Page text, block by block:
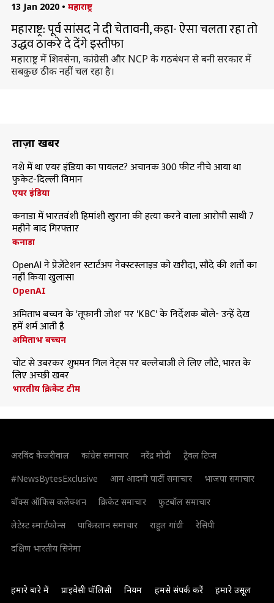
13 Jan 2020 • महाराष्ट्र
महाराष्ट्र: पूर्व सांसद ने दी चेतावनी, कहा- ऐसा चलता रहा तो
उद्धव ठाकरे दे देंगे इस्तीफा
महाराष्ट्र में शिवसेना, कांग्रेसी और NCP के गठबंधन से बनी सरकार में
सबकुछ ठीक नहीं चल रहा है।
ताज़ा खबरें
नशे में था एयर इंडिया का पायलट? अचानक 300 फीट नीचे आया था
फुकेट-दिल्ली विमान
एयर इंडिया
कनाडा में भारतवंशी हिमांशी खुराना की हत्या करने वाला आरोपी साथी 7
महीने बाद गिरफ्तार
कनाडा
OpenAI ने प्रेजेंटेशन स्टार्टअप नेक्स्टस्लाइड को खरीदा, सौदे की शर्तों का
नहीं किया खुलासा
OpenAI
अमिताभ बच्चन के 'तूफानी जोश' पर 'KBC' के निर्देशक बोले- उन्हें देख
हमें शर्म आती है
अमिताभ बच्चन
चोट से उबरकर शुभमन गिल नेट्स पर बल्लेबाजी ले लिए लौटे, भारत के
लिए अच्छी खबर
भारतीय क्रिकेट टीम
अरविंद केजरीवाल कांग्रेस समाचार नरेंद्र मोदी
ट्रैवल टिप्स
#NewsBytesExclusive
आम आदमी पार्टी समाचार
भाजपा समाचार
बॉक्स ऑफिस कलेक्शन
क्रिकेट समाचार
फुटबॉल समाचार
लेटेस्ट स्मार्टफोन्स
पाकिस्तान समाचार राहुल गांधी
रेसिपी
दक्षिण भारतीय सिनेमा
हमारे बारे में प्राइवेसी पॉलिसी नियम हमसे संपर्क करें
हमारे उसूल